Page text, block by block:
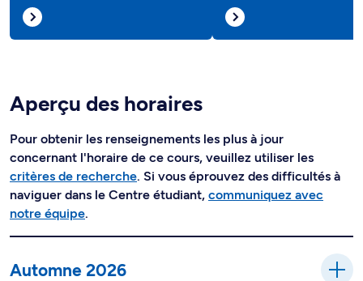
Aperçu des horaires
Pour obtenir les renseignements les plus à jour
concernant l'horaire de ce cours, veuillez utiliser les
critères de recherche. Si vous éprouvez des difficultés à
naviguer dans le Centre étudiant, communiquez avec
notre équipe.
Automne 2026